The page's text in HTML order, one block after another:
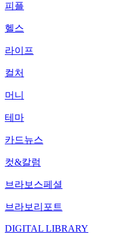
피플
헬스
라이프
컬처
머니
테마
카드뉴스
컷&칼럼
브라보스페셜
브라보리포트
DIGITAL LIBRARY